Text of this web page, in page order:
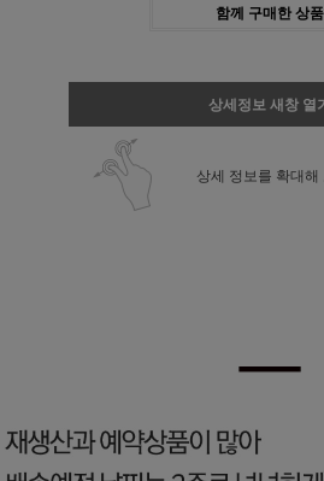
함께 구매한 상품
상세정보 새창 열
상세 정보를 확대해